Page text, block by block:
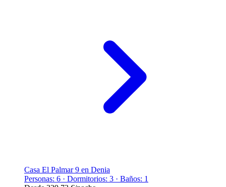
Casa El Palmar 9 en Denia
Personas: 6 · Dormitorios: 3 · Baños: 1